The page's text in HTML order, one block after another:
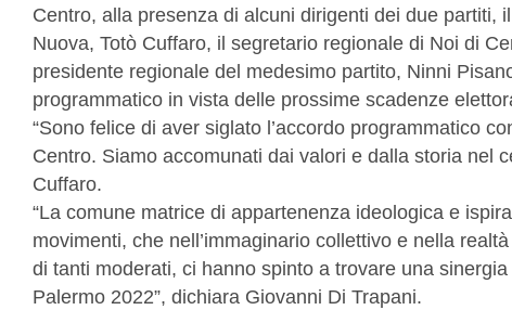
Centro, alla presenza di alcuni dirigenti dei due partiti,
Nuova, Totò Cuffaro, il segretario regionale di Noi di
presidente regionale del medesimo partito, Ninni
programmatico in vista delle prossime scadenze
“Sono felice di aver siglato l’accordo programmatico
Centro. Siamo accomunati dai valori e dalla storia nel
Cuffaro.
“La comune matrice di appartenenza ideologica e
movimenti, che nell’immaginario collettivo e nella
di tanti moderati, ci hanno spinto a trovare una
Palermo 2022”, dichiara Giovanni Di Trapani.